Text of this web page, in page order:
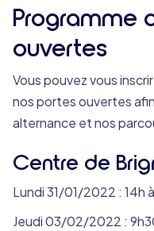
Programme
ouvertes
Vous pouvez vous
nos portes ouvertes
alternance et nos
Centre de
Lundi 31/01/2022 : 14h
Jeudi 03/02/2022 :